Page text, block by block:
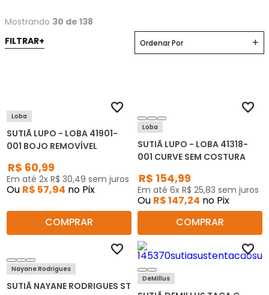
Mostrando 30 de 138
Ordenar Por
Loba
SUTIÃ LUPO - LOBA 41901-
001 BOJO REMOVÍVEL
R$ 60,99
Em até 2x R$ 30,49 sem juros
Ou R$ 57,94 no Pix
COMPRAR
Loba
SUTIÃ LUPO - LOBA 41318-
001 CURVE SEM COSTURA
R$ 154,99
Em até 6x R$ 25,83 sem juros
Ou R$147,24 no Pix
COMPRAR
Nayane Rodrigues
SUTIÃ NAYANE RODRIGUES ST
DeMillus